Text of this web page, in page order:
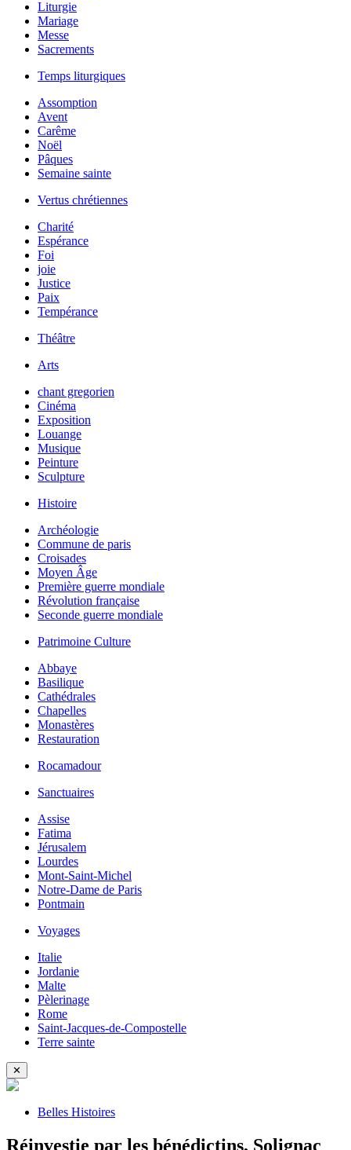
Liturgie
Mariage
Messe
Sacrements
Temps liturgiques
Assomption
Avent
Carême
Noël
Pâques
Semaine sainte
Vertus chrétiennes
Charité
Espérance
Foi
joie
Justice
Paix
Tempérance
Théâtre
Arts
chant gregorien
Cinéma
Exposition
Louange
Musique
Peinture
Sculpture
Histoire
Archéologie
Commune de paris
Croisades
Moyen Âge
Première guerre mondiale
Révolution française
Seconde guerre mondiale
Patrimoine Culture
Abbaye
Basilique
Cathédrales
Chapelles
Monastères
Restauration
Rocamadour
Sanctuaires
Assise
Fatima
Jérusalem
Lourdes
Mont-Saint-Michel
Notre-Dame de Paris
Pontmain
Voyages
Italie
Jordanie
Malte
Pèlerinage
Rome
Saint-Jacques-de-Compostelle
Terre sainte
✕
Belles Histoires
Réinvestie par les bénédictins, Solignac